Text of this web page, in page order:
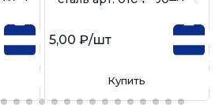
5,00 ₽/шт
Купить